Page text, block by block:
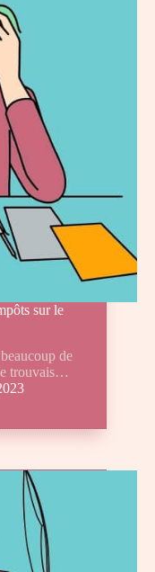
sur le
de
trouvais…